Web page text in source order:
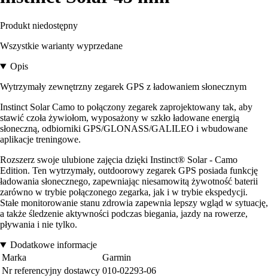
Produkt niedostępny
Wszystkie warianty wyprzedane
Opis
Wytrzymały zewnętrzny zegarek GPS z ładowaniem słonecznym
Instinct Solar Camo to połączony zegarek zaprojektowany tak, aby
stawić czoła żywiołom, wyposażony w szkło ładowane energią
słoneczną, odbiorniki GPS/GLONASS/GALILEO i wbudowane
aplikacje treningowe.
Rozszerz swoje ulubione zajęcia dzięki Instinct® Solar - Camo
Edition. Ten wytrzymały, outdoorowy zegarek GPS posiada funkcję
ładowania słonecznego, zapewniając niesamowitą żywotność baterii
zarówno w trybie połączonego zegarka, jak i w trybie ekspedycji.
Stałe monitorowanie stanu zdrowia zapewnia lepszy wgląd w sytuację,
a także śledzenie aktywności podczas biegania, jazdy na rowerze,
pływania i nie tylko.
Dodatkowe informacje
Marka
Garmin
Nr referencyjny dostawcy 010-02293-06